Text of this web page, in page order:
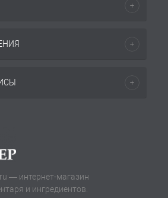
— интернет-магазин
и ингредиентов.